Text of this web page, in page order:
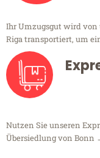
Ihr Umzugsgut wird
Riga transportiert, um
Nutzen Sie unseren
Übersiedlung von Bonn